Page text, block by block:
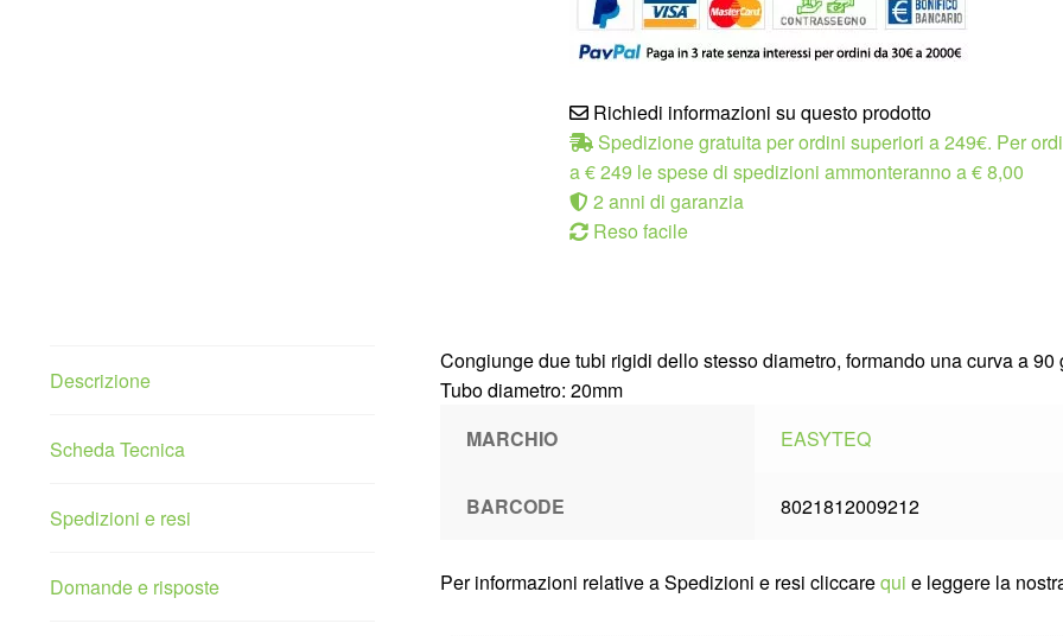
Richiedi informazioni su questo prodotto
Spedizione gratuita per ordini superiori a 249€. Per
a € 249 le spese di spedizioni ammonteranno a € 8,00
2 anni di garanzia
Reso facile
Descrizione
Scheda Tecnica
Spedizioni e resi
Domande e risposte
Congiunge due tubi rigidi dello stesso diametro, formando una curva a 90
Tubo diametro: 20mm
MARCHIO
EASYTEQ
BARCODE 8021812009212
Per informazioni relative a Spedizioni e resi cliccarequi e leggere la